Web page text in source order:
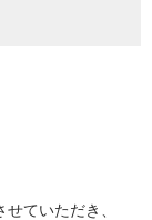
ていただき、